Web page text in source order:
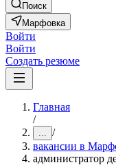
Поиск
Марфовка
Войти
Войти
Создать резюме
Главная
/
... /
вакансии в
администратор